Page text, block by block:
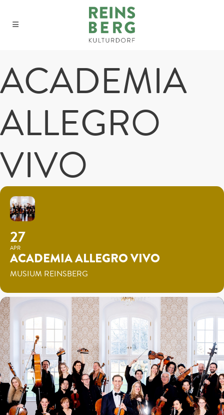
ACADEMIA
ALLEGRO
VIVO
27
APR
ACADEMIA ALLEGRO VIVO
MUSIUM REINSBERG